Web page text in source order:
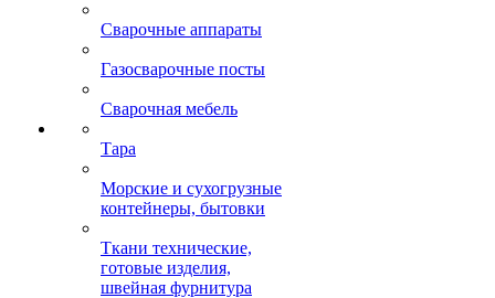
Сварочные аппараты
Газосварочные посты
Сварочная мебель
Тара
Морские и сухогрузные
контейнеры, бытовки
Ткани технические,
готовые изделия,
швейная фурнитура